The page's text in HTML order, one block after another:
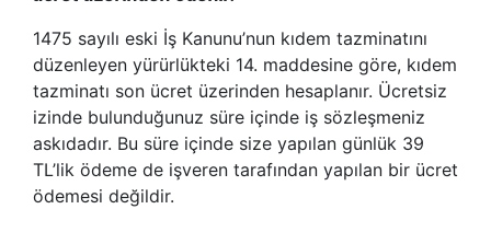
1475 sayılı eski İş Kanunu’nun kıdem tazminatını
düzenleyen yürürlükteki 14. maddesine göre, kıdem
tazminatı son ücret üzerinden hesaplanır. Ücretsiz
izinde bulunduğunuz süre içinde iş sözleşmeniz
askıdadır. Bu süre içinde size yapılan günlük 39
TL’lik ödeme de işveren tarafından yapılan bir ücret
ödemesi değildir.